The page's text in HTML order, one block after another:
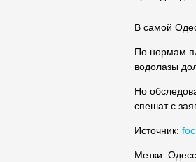
В самой
По нормам
водолазы
Но
спешат с
Источник:
Метки: